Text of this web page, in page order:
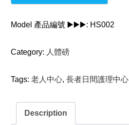
座
quantity
Model 產品編號 ▶️▶️▶️: HS002
Category: 人體磅
Tags:老人中心,長者日間護理中心
Description